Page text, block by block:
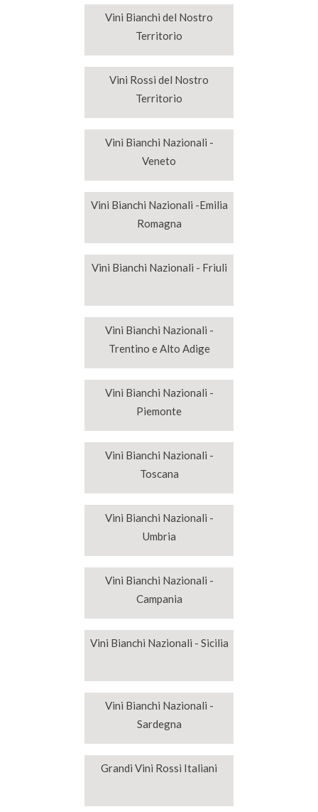
Vini Bianchi del Nostro
Territorio
Vini Rossi del Nostro
Territorio
Vini Bianchi Nazionali -
Veneto
Vini Bianchi Nazionali -Emilia
Romagna
Vini Bianchi Nazionali - Friuli
Vini Bianchi Nazionali -
Trentino e Alto Adige
Vini Bianchi Nazionali -
Piemonte
Vini Bianchi Nazionali -
Toscana
Vini Bianchi Nazionali -
Umbria
Vini Bianchi Nazionali -
Campania
Vini Bianchi Nazionali - Sicilia
Vini Bianchi Nazionali -
Sardegna
Grandi Vini Rossi Italiani